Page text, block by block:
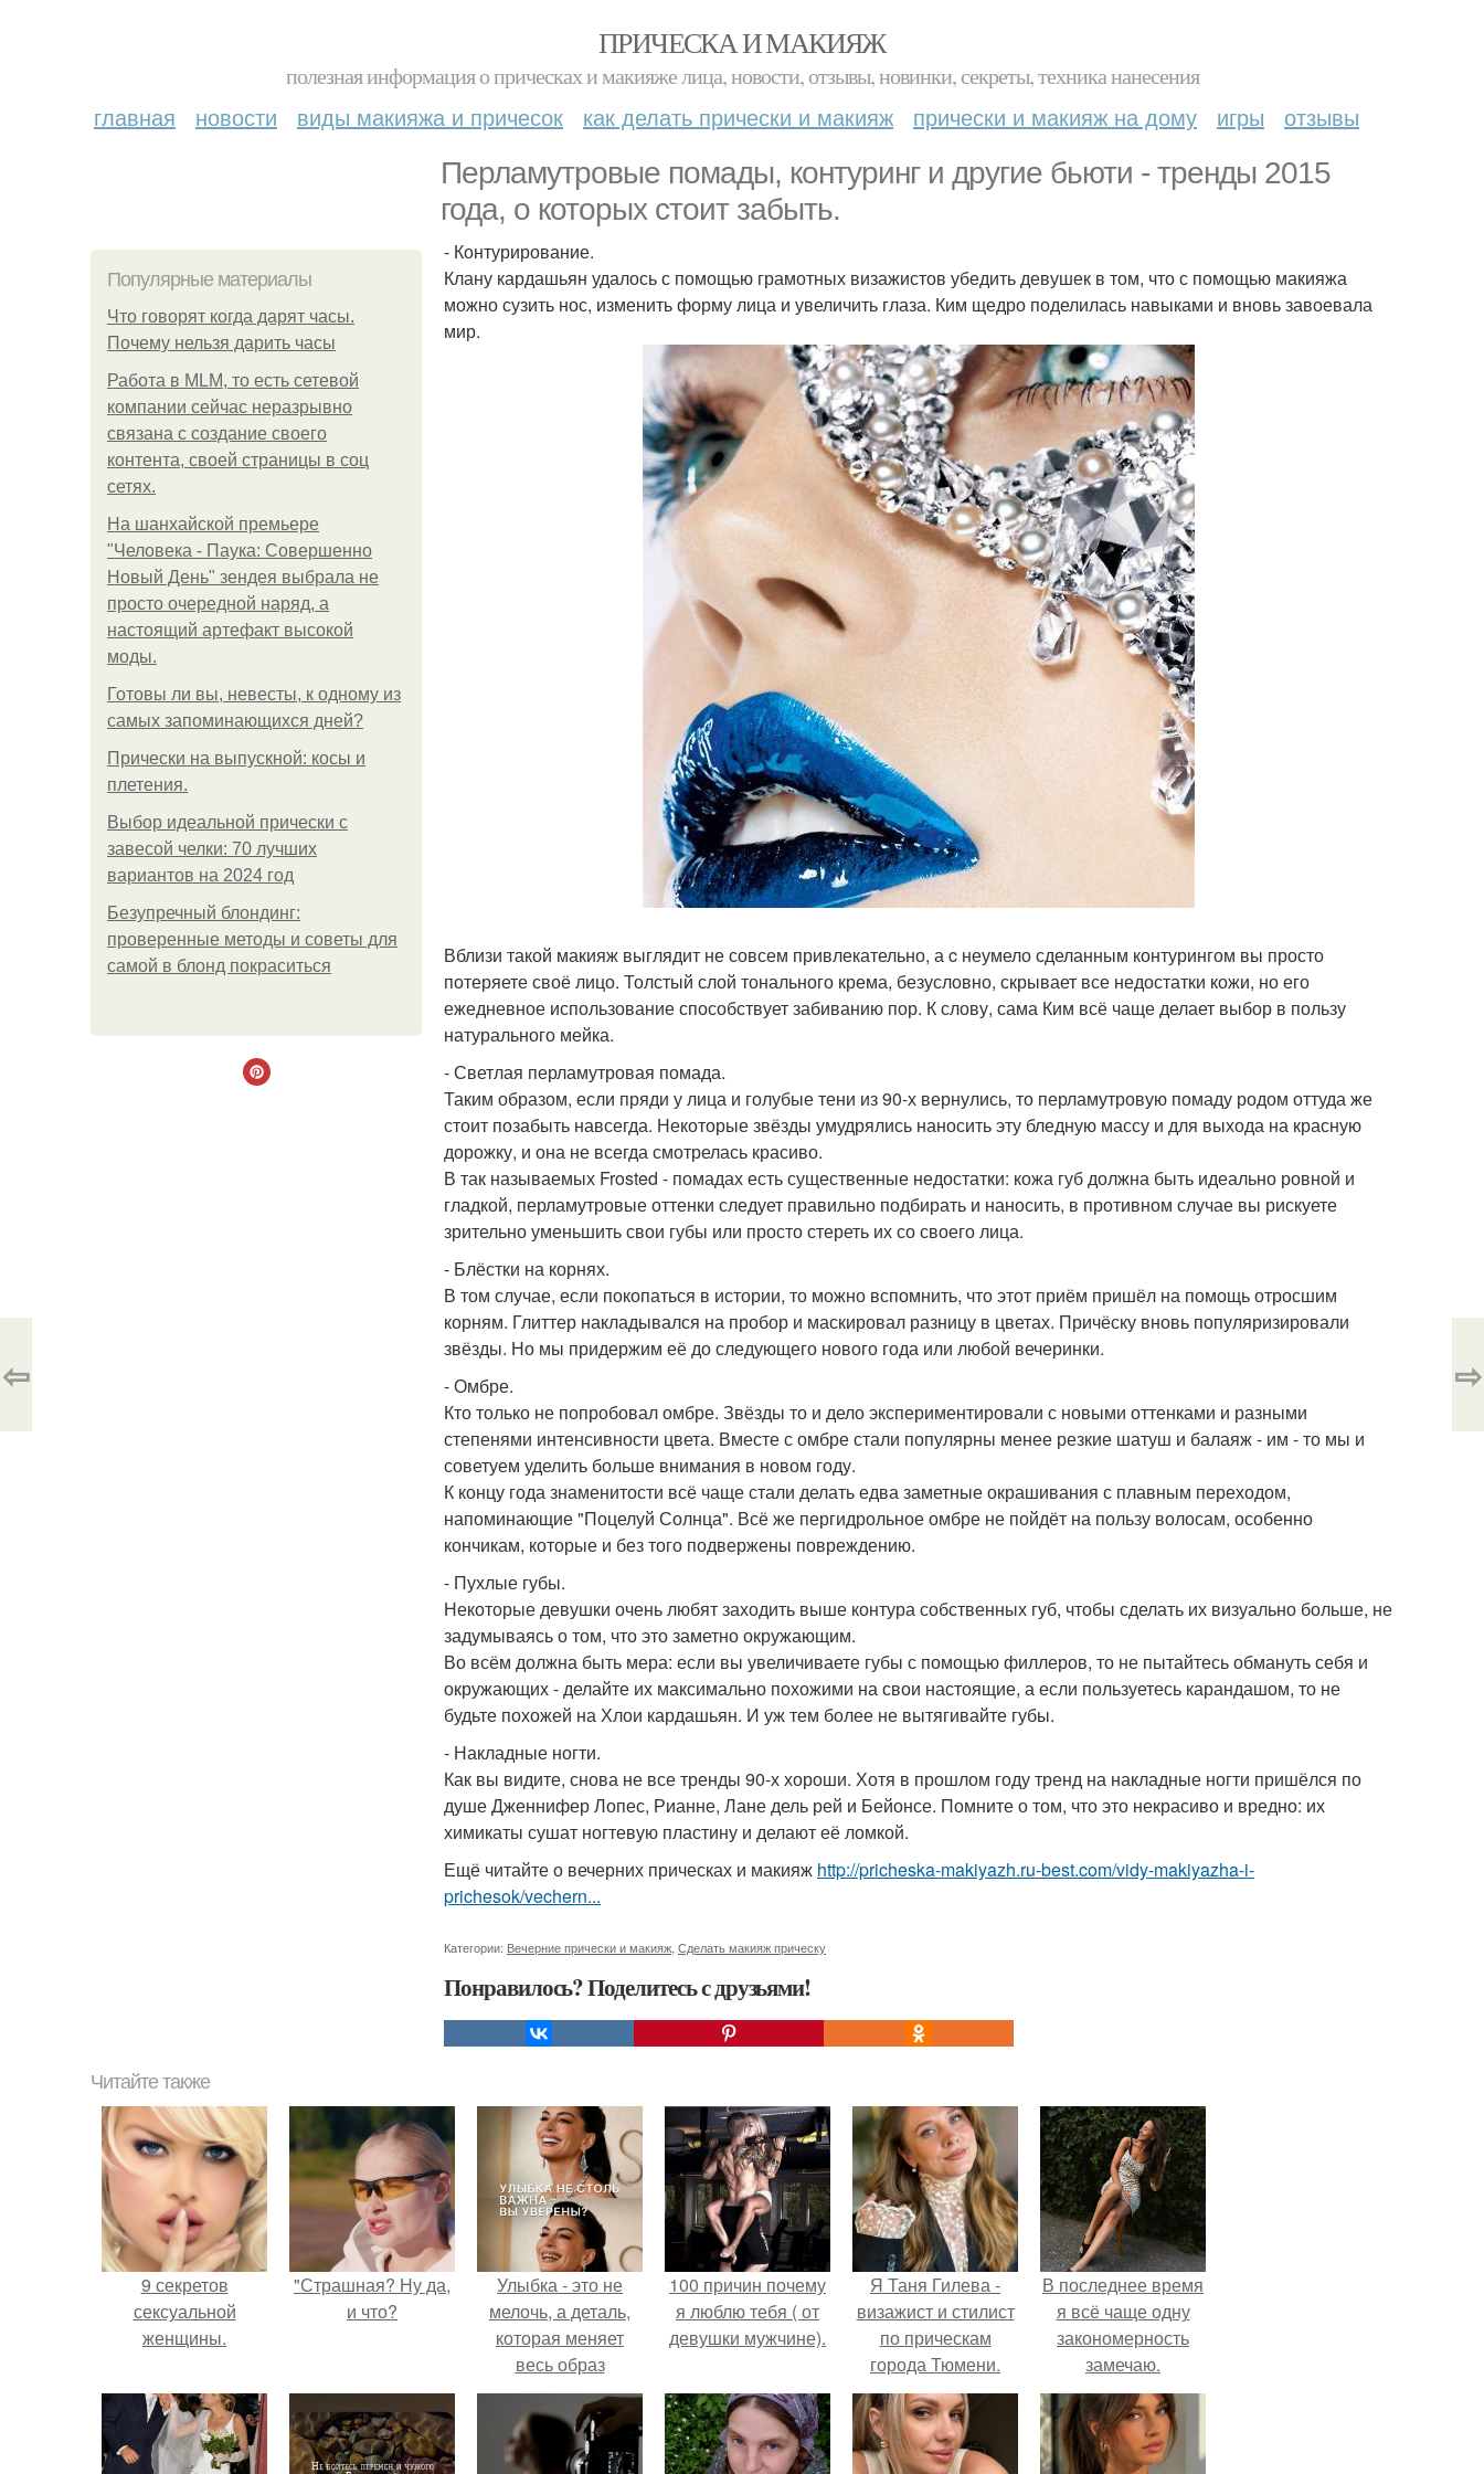
ПРИЧЕСКА И МАКИЯЖ
полезная информация о прическах и макияже лица, новости, отзывы, новинки, секреты, техника нанесения
главная новости виды макияжа и причесок как делать прически и макияж прически и макияж на дому игры отзывы
Перламутровые помады, контуринг и другие бьюти - тренды 2015
года, о которых стоит забыть.
Популярные материалы
Что говорят когда дарят часы.
Почему нельзя дарить часы
Работа в MLM, то есть сетевой
компании сейчас неразрывно
связана с создание своего
контента, своей страницы в соц
сетях.
На шанхайской премьере
"Человека - Паука: Совершенно
Новый День" зендея выбрала не
просто очередной наряд, а
настоящий артефакт высокой
моды.
Готовы ли вы, невесты, к одному из
самых запоминающихся дней?
Прически на выпускной: косы и
плетения.
Выбор идеальной прически с
завесой челки: 70 лучших
вариантов на 2024 год
Безупречный блондинг:
проверенные методы и советы для
самой в блонд покраситься
- Контурирование.
Клану кардашьян удалось с помощью грамотных визажистов убедить девушек в том, что с помощью макияжа
можно сузить нос, изменить форму лица и увеличить глаза. Ким щедро поделилась навыками и вновь завоевала
мир.
Вблизи такой макияж выглядит не совсем привлекательно, а c неумело сделанным контурингом вы просто
потеряете своё лицо. Толстый слой тонального крема, безусловно, скрывает все недостатки кожи, но его
ежедневное использование способствует забиванию пор. К слову, сама Ким всё чаще делает выбор в пользу
натурального мейка.
- Светлая перламутровая помада.
Таким образом, если пряди у лица и голубые тени из 90-х вернулись, то перламутровую помаду родом оттуда же
стоит позабыть навсегда. Некоторые звёзды умудрялись наносить эту бледную массу и для выхода на красную
дорожку, и она не всегда смотрелась красиво.
В так называемых Frosted - помадах есть существенные недостатки: кожа губ должна быть идеально ровной и
гладкой, перламутровые оттенки следует правильно подбирать и наносить, в противном случае вы рискуете
зрительно уменьшить свои губы или просто стереть их со своего лица.
- Блёстки на корнях.
В том случае, если покопаться в истории, то можно вспомнить, что этот приём пришёл на помощь отросшим
корням. Глиттер накладывался на пробор и маскировал разницу в цветах. Причёску вновь популяризировали
звёзды. Но мы придержим её до следующего нового года или любой вечеринки.
- Омбре.
Кто только не попробовал омбре. Звёзды то и дело экспериментировали с новыми оттенками и разными
степенями интенсивности цвета. Вместе с омбре стали популярны менее резкие шатуш и балаяж - им - то мы и
советуем уделить больше внимания в новом году.
К концу года знаменитости всё чаще стали делать едва заметные окрашивания с плавным переходом,
напоминающие "Поцелуй Солнца". Всё же пергидрольное омбре не пойдёт на пользу волосам, особенно
кончикам, которые и без того подвержены повреждению.
- Пухлые губы.
Некоторые девушки очень любят заходить выше контура собственных губ, чтобы сделать их визуально больше, не
задумываясь о том, что это заметно окружающим.
Во всём должна быть мера: если вы увеличиваете губы с помощью филлеров, то не пытайтесь обмануть себя и
окружающих - делайте их максимально похожими на свои настоящие, а если пользуетесь карандашом, то не
будьте похожей на Хлои кардашьян. И уж тем более не вытягивайте губы.
- Накладные ногти.
Как вы видите, снова не все тренды 90-х хороши. Хотя в прошлом году тренд на накладные ногти пришёлся по
душе Дженнифер Лопес, Рианне, Лане дель рей и Бейонсе. Помните о том, что это некрасиво и вредно: их
химикаты сушат ногтевую пластину и делают её ломкой.
Ещё читайте о вечерних прическах и макияж http://pricheska-makiyazh.ru-best.com/vidy-makiyazha-i-
prichesok/vechern...
Категории: Вечерние прически и макияж Сделать макияж прическу
Понравилось? Поделитесь с друзьями!
⇦ ⇨
Читайте также
9 секретов
сексуальной
женщины.
"Страшная? Ну да,
и что?
Улыбка - это не
мелочь, а деталь,
которая меняет
весь образ
человека.
100 причин почему
я люблю тебя ( от
девушки мужчине).
Я Таня Гилева -
визажист и стилист
по прическам
города Тюмени.
В последнее время
я всё чаще одну
закономерность
замечаю.